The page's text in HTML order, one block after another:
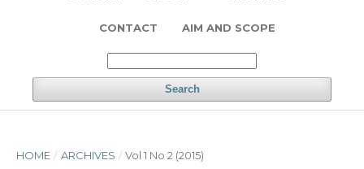
CONTACT AIM AND SCOPE
Search
HOME / ARCHIVES / Vol 1 No 2 (2015)